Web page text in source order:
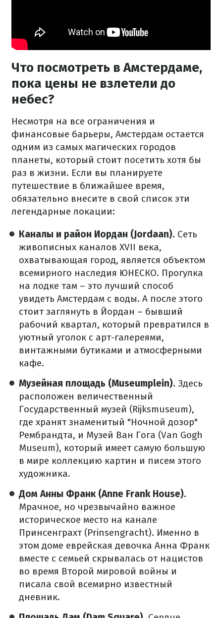
Что посмотреть в Амстердаме,
пока цены не взлетели до
небес?
Несмотря на все ограничения и
финансовые барьеры, Амстердам остается
одним из самых магических городов
планеты, который стоит посетить хотя бы
раз в жизни. Если вы планируете
путешествие в ближайшее время,
обязательно внесите в свой список эти
легендарные локации:
Каналы и район Иордан (Jordaan). Сеть
живописных каналов XVII века,
охватывающая город, является объектом
всемирного наследия ЮНЕСКО. Прогулка
на лодке там – это лучший способ
увидеть Амстердам с воды. А после этого
стоит заглянуть в Йордан – бывший
рабочий квартал, который превратился в
уютный уголок с арт-галереями,
винтажными бутиками и атмосферными
кафе.
Музейная площадь (Museumplein). Здесь
расположен величественный
Государственный музей (Rijksmuseum),
где хранят знаменитый "Ночной дозор"
Рембрандта, и Музей Ван Гога (Van Gogh
Museum), который имеет самую большую
в мире коллекцию картин и писем этого
художника.
Дом Анны Франк (Anne Frank House).
Мрачное, но чрезвычайно важное
историческое место на канале
Принсенграхт (Prinsengracht). Именно в
этом доме еврейская девочка Анна Франк
вместе с семьей скрывалась от нацистов
во время Второй мировой войны и
писала свой всемирно известный
дневник.